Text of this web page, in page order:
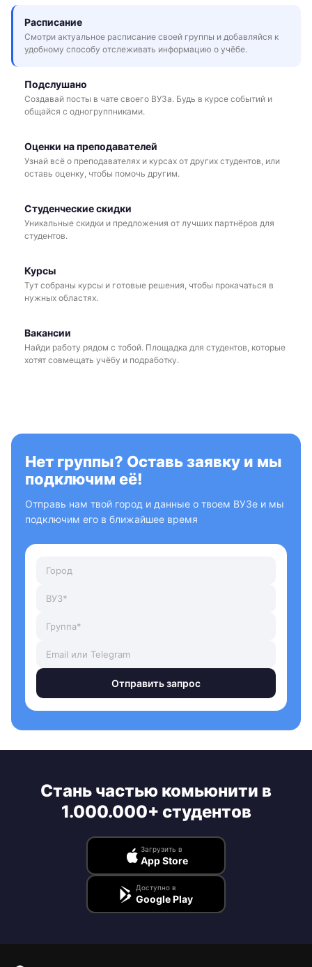
Расписание
Смотри актуальное расписание своей группы и добавляйся к
удобному способу отслеживать информацию о учёбе.
Подслушано
Создавай посты в чате своего ВУЗа. Будь в курсе событий и
общайся с одногруппниками.
Оценки на преподавателей
Узнай всё о преподавателях и курсах от других студентов, или
оставь оценку, чтобы помочь другим.
Студенческие скидки
Уникальные скидки и предложения от лучших партнёров для
студентов.
Курсы
Тут собраны курсы и готовые решения, чтобы прокачаться в
нужных областях.
Вакансии
Найди работу рядом с тобой. Площадка для студентов, которые
хотят совмещать учёбу и подработку.
Нет группы? Оставь заявку и мы
подключим её!
Отправь нам твой город и данные о твоем ВУЗе и мы
подключим его в ближайшее время
Отправить запрос
Стань частью комьюнити в
1.000.000+ студентов
Загрузить в
App Store
Доступно в
Google Play